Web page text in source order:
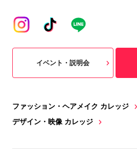
ファッション・ヘアメイク カレッジ
デザイン・映像 カレッジ
イベント・説明会